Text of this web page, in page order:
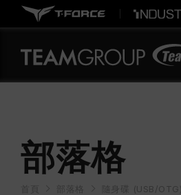
部落格
隨身碟 (USB/OTG)